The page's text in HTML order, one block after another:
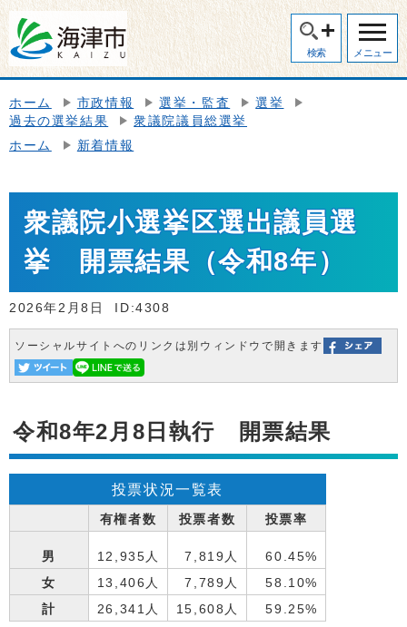
検索 メニュー
ホーム 市政情報 選挙・監査
選挙
過去の選挙結果
衆議院議員総選挙
ホーム
新着情報
衆議院小選挙区選出議員選
挙 開票結果（令和8年）
2026年2月8日 ID:4308
ソーシャルサイトへのリンクは別ウィンドウで開きます
令和8年2月8日執行 開票結果
投票状況一覧表
有権者数 投票者数 投票率
男 12,935人 7,819人
60.45%
女
13,406人 7,789人
58.10%
計
26,341人 15,608人 59.25%